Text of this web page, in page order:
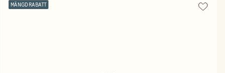
MÄNGDRABATT